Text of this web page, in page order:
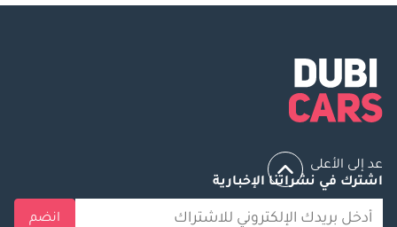
عد إلى الأعلى
اشترك في نشراتنا الإخبارية
انضم